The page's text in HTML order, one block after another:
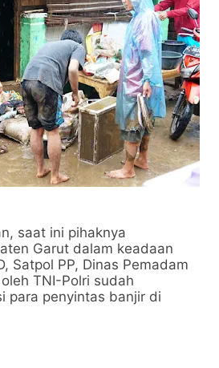
saat ini pihaknya
Garut dalam keadaan
Satpol PP, Dinas Pemadam
TNI-Polri sudah
para penyintas banjir di